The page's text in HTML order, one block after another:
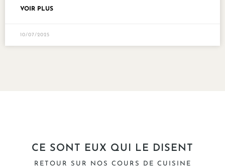
VOIR PLUS
10/07/2025
CE SONT EUX QUI LE DISENT
RETOUR SUR NOS COURS DE CUISINE